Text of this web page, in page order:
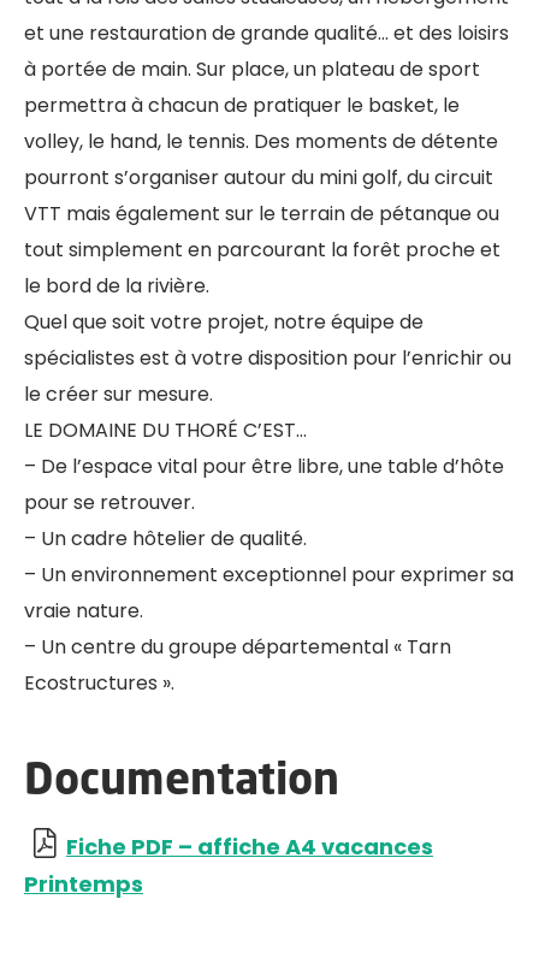
et une restauration de grande qualité… et des loisirs
à portée de main. Sur place, un plateau de sport
permettra à chacun de pratiquer le basket, le
volley, le hand, le tennis. Des moments de détente
pourront s’organiser autour du mini golf, du circuit
VTT mais également sur le terrain de pétanque ou
tout simplement en parcourant la forêt proche et
le bord de la rivière.
Quel que soit votre projet, notre équipe de
spécialistes est à votre disposition pour l’enrichir ou
le créer sur mesure.
LE DOMAINE DU THORÉ C’EST…
– De l’espace vital pour être libre, une table d’hôte
pour se retrouver.
– Un cadre hôtelier de qualité.
– Un environnement exceptionnel pour exprimer sa
vraie nature.
– Un centre du groupe départemental « Tarn
Ecostructures ».
Documentation
Fiche PDF – affiche A4 vacances
Printemps